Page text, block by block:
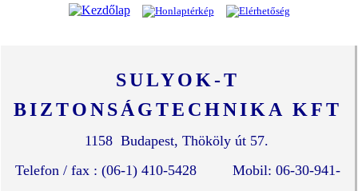
SULYOK-T
BIZTONSÁGTECHNIKA KFT
1158 Budapest, Thököly út 57.
Telefon / fax : (06-1) 410-5428 Mobil: 06-30-941-